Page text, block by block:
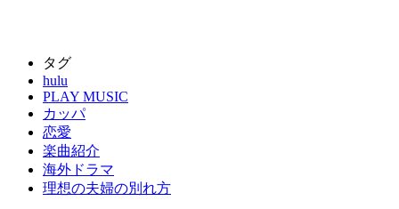
タグ
hulu
PLAY MUSIC
カッパ
恋愛
楽曲紹介
海外ドラマ
理想の夫婦の別れ方